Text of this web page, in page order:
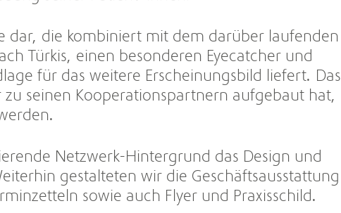
dar, die kombiniert mit dem darüber laufenden
Türkis, einen besonderen Eyecatcher und
für das weitere Erscheinungsbild liefert. Das
zu seinen Kooperationspartnern aufgebaut hat,
Netzwerk-Hintergrund das Design und
gestalteten wir die Geschäftsausstattung
sowie auch Flyer und Praxisschild.